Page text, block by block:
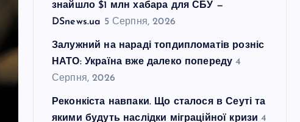
знайшло $1 млн хабара для СБУ —
DSnews.ua 5 Серпня, 2026
Залужний на нараді топдипломатів розніс
НАТО: Україна вже далеко попереду 4
Серпня, 2026
Реконкіста навпаки. Що сталося в Сеуті та
якими будуть наслідки міграційної кризи 4